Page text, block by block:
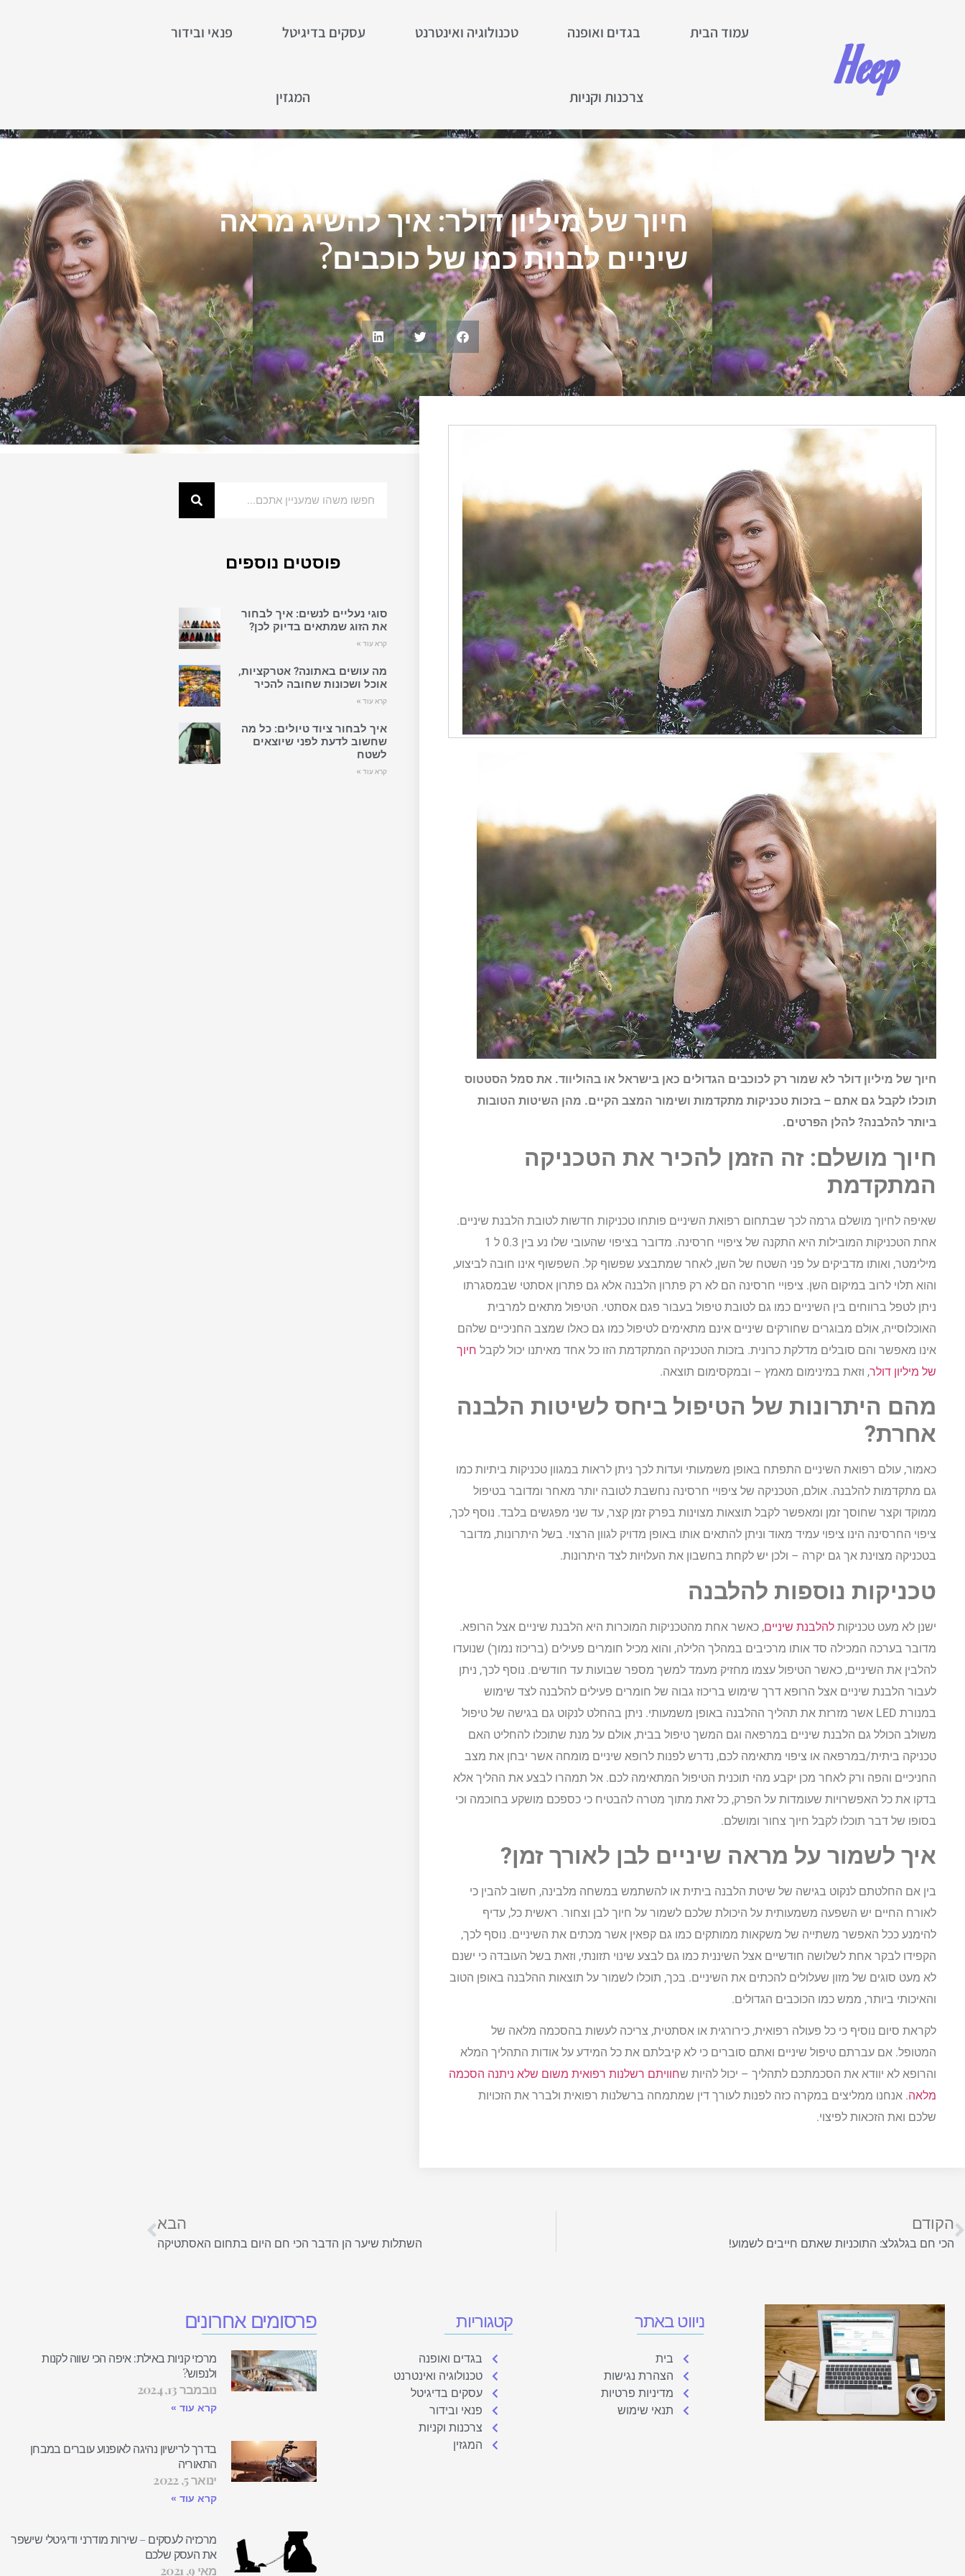
Heep עמוד הבית בגדים ואופנה טכנולוגיה ואינטרנט עסקים בדיגיטל פנאי ובידור
צרכנות וקניות המגזין
חיוך של מיליון דולר: איך להשיג מראה
שיניים לבנות כמו של כוכבים?
חיוך של מיליון דולר לא שמור רק לכוכבים הגדולים כאן בישראל או בהוליווד. את סמל הסטטוס
תוכלו לקבל גם אתם – בזכות טכניקות מתקדמות ושימור המצב הקיים. מהן השיטות הטובות
ביותר להלבנה? להלן הפרטים.
חיוך מושלם: זה הזמן להכיר את הטכניקה
המתקדמת
שאיפה לחיוך מושלם גרמה לכך שבתחום רפואת השיניים פותחו טכניקות חדשות לטובת הלבנת שיניים.
אחת הטכניקות המובילות היא התקנה של ציפויי חרסינה. מדובר בציפוי שהעובי שלו נע בין 0.3 ל 1
מילימטר, ואותו מדביקים על פני השטח של השן, לאחר שמתבצע שפשוף קל. השפשוף אינו חובה לביצוע,
והוא תלוי לרוב במיקום השן. ציפויי חרסינה הם לא רק פתרון הלבנה אלא גם פתרון אסתטי שבמסגרתו
ניתן לטפל ברווחים בין השיניים כמו גם לטובת טיפול בעבור פגם אסתטי. הטיפול מתאים למרבית
האוכלוסייה, אולם מבוגרים שחורקים שיניים אינם מתאימים לטיפול כמו גם כאלו שמצב החניכיים שלהם
אינו מאפשר והם סובלים מדלקת כרונית. בזכות הטכניקה המתקדמת הזו כל אחד מאיתנו יכול לקבל חיוך
של מיליון דולר, וזאת במינימום מאמץ – ובמקסימום תוצאה.
מהם היתרונות של הטיפול ביחס לשיטות הלבנה
אחרת?
כאמור, עולם רפואת השיניים התפתח באופן משמעותי ועדות לכך ניתן לראות במגוון טכניקות ביתיות כמו
גם מתקדמות להלבנה. אולם, הטכניקה של ציפויי חרסינה נחשבת לטובה יותר מאחר ומדובר בטיפול
ממוקד וקצר שחוסך זמן ומאפשר לקבל תוצאות מצוינות בפרק זמן קצר, עד שני מפגשים בלבד. נוסף לכך,
ציפוי החרסינה הינו ציפוי עמיד מאוד וניתן להתאים אותו באופן מדויק לגוון הרצוי. בשל היתרונות, מדובר
בטכניקה מצוינת אך גם יקרה – ולכן יש לקחת בחשבון את העלויות לצד היתרונות.
טכניקות נוספות להלבנה
ישנן לא מעט טכניקות להלבנת שיניים, כאשר אחת מהטכניקות המוכרות היא הלבנת שיניים אצל הרופא.
מדובר בערכה המכילה סד אותו מרכיבים במהלך הלילה, והוא מכיל חומרים פעילים (בריכוז נמוך) שנועדו
להלבין את השיניים, כאשר הטיפול עצמו מחזיק מעמד למשך מספר שבועות עד חודשים. נוסף לכך, ניתן
לעבור הלבנת שיניים אצל הרופא דרך שימוש בריכוז גבוה של חומרים פעילים להלבנה לצד שימוש
במנורת LED אשר מזרזת את תהליך ההלבנה באופן משמעותי. ניתן בהחלט לנקוט גם בגישה של טיפול
משולב הכולל גם הלבנת שיניים במרפאה וגם המשך טיפול בבית, אולם על מנת שתוכלו להחליט האם
טכניקה ביתית/במרפאה או ציפוי מתאימה לכם, נדרש לפנות לרופא שיניים מומחה אשר יבחן את מצב
החניכיים והפה ורק לאחר מכן יקבע מהי תוכנית הטיפול המתאימה לכם. אל תמהרו לבצע את ההליך אלא
בדקו את כל האפשרויות שעומדות על הפרק, כל זאת מתוך מטרה להבטיח כי כספכם מושקע בחוכמה וכי
בסופו של דבר תוכלו לקבל חיוך צחור ומושלם.
איך לשמור על מראה שיניים לבן לאורך זמן?
בין אם החלטתם לנקוט בגישה של שיטת הלבנה ביתית או להשתמש במשחה מלבינה, חשוב להבין כי
לאורח החיים יש השפעה משמעותית על היכולת שלכם לשמור על חיוך לבן וצחור. ראשית כל, עדיף
להימנע ככל האפשר משתייה של משקאות ממותקים כמו גם קפאין אשר מכתים את השיניים. נוסף לכך,
הקפידו לבקר אחת לשלושה חודשיים אצל השיננית כמו גם לבצע שינוי תזונתי, וזאת בשל העובדה כי ישנם
לא מעט סוגים של מזון שעלולים להכתים את השיניים. בכך, תוכלו לשמור על תוצאות ההלבנה באופן הטוב
והאיכותי ביותר, ממש כמו הכוכבים הגדולים.
לקראת סיום נוסיף כי כל פעולה רפואית, כירורגית או אסתטית, צריכה לעשות בהסכמה מלאה של
המטופל. אם עברתם טיפול שיניים ואתם סוברים כי לא קיבלתם את כל המידע על אודות התהליך המלא
והרופא לא יוודא את הסכמתכם לתהליך – יכול להיות שחוויתם רשלנות רפואית משום שלא ניתנה הסכמה
מלאה. אנחנו ממליצים במקרה כזה לפנות לעורך דין שמתמחה ברשלנות רפואית ולברר את הזכויות
שלכם ואת הזכאות לפיצוי.
פוסטים נוספים
סוגי נעליים לנשים: איך לבחור
את הזוג שמתאים בדיוק לכן?
קרא עוד »
מה עושים באתונה? אטרקציות,
אוכל ושכונות שחובה להכיר
קרא עוד »
איך לבחור ציוד טיולים: כל מה
שחשוב לדעת לפני שיוצאים
לשטח
קרא עוד »
הקודם
הכי חם בגלגלצ: התוכניות שאתם חייבים לשמוע!
הבא
השתלות שיער הן הדבר הכי חם היום בתחום האסתטיקה
ניווט באתר
בית
הצהרת נגישות
מדיניות פרטיות
תנאי שימוש
קטגוריות
בגדים ואופנה
טכנולוגיה ואינטרנט
עסקים בדיגיטל
פנאי ובידור
צרכנות וקניות
המגזין
פרסומים אחרונים
מרכזי קניות באילת: איפה הכי שווה לקנות
ולנפוש?
נובמבר 13, 2024
קרא עוד »
בדרך לרישיון נהיגה לאופנוע עוברים במבחן
התאוריה
ינואר 5, 2022
קרא עוד »
מרכזיה לעסקים – שירות מודרני ודיגיטלי שישפר
את העסק שלכם
מאי 9, 2021